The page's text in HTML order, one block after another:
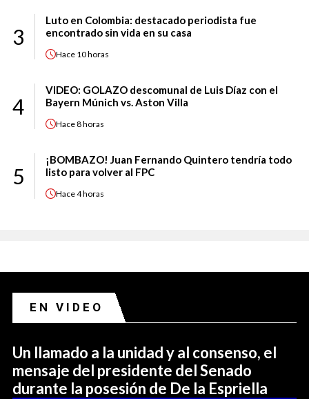
3
Luto en Colombia: destacado periodista fue
encontrado sin vida en su casa
Hace 10 horas
4
VIDEO: GOLAZO descomunal de Luis Díaz con el
Bayern Múnich vs. Aston Villa
Hace8 horas
5
¡BOMBAZO! Juan Fernando Quintero tendría todo
listo para volver al FPC
Hace4 horas
EN VIDEO
Un llamado a la unidad y al consenso, el
mensaje del presidente del Senado
durante la posesión de De la Espriella